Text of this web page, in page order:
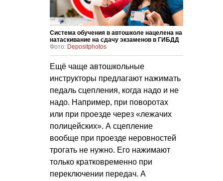
Система обучения в автошколе нацелена на
натаскивание на сдачу экзаменов в ГИБДД
Фото: Depositphotos
Ещё чаще автошкольные
инструкторы предлагают нажимать
педаль сцепления, когда надо и не
надо. Например, при поворотах
или при проезде через «лежачих
полицейских». А сцепление
вообще при проезде неровностей
трогать не нужно. Его нажимают
только кратковременно при
переключении передач. А